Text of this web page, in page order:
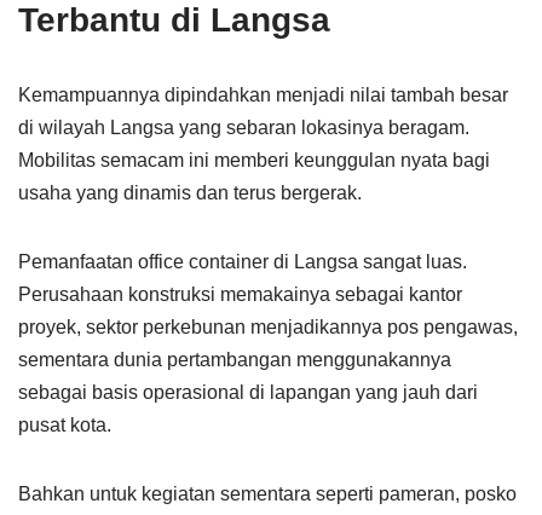
Terbantu di Langsa
Kemampuannya dipindahkan menjadi nilai tambah besar
di wilayah Langsa yang sebaran lokasinya beragam.
Mobilitas semacam ini memberi keunggulan nyata bagi
usaha yang dinamis dan terus bergerak.
Pemanfaatan office container di Langsa sangat luas.
Perusahaan konstruksi memakainya sebagai kantor
proyek, sektor perkebunan menjadikannya pos pengawas,
sementara dunia pertambangan menggunakannya
sebagai basis operasional di lapangan yang jauh dari
pusat kota.
Bahkan untuk kegiatan sementara seperti pameran, posko